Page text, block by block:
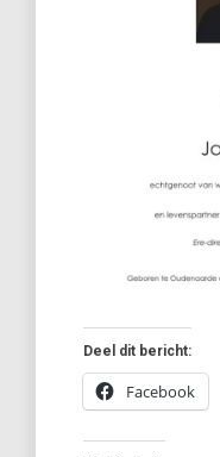
Deel dit bericht:
Facebook